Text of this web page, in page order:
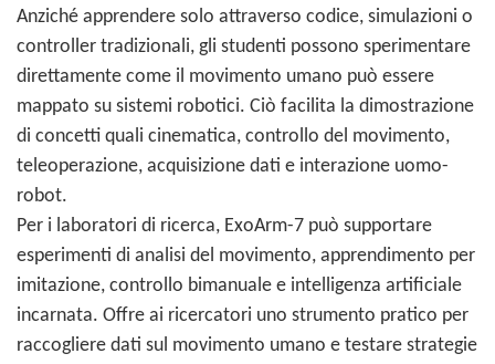
Anziché apprendere solo attraverso codice, simulazioni o
controller tradizionali, gli studenti possono sperimentare
direttamente come il movimento umano può essere
mappato su sistemi robotici. Ciò facilita la dimostrazione
di concetti quali cinematica, controllo del movimento,
teleoperazione, acquisizione dati e interazione uomo-
robot.
Per i laboratori di ricerca, ExoArm-7 può supportare
esperimenti di analisi del movimento, apprendimento per
imitazione, controllo bimanuale e intelligenza artificiale
incarnata. Offre ai ricercatori uno strumento pratico per
raccogliere dati sul movimento umano e testare strategie